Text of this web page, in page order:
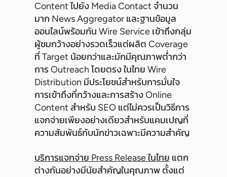
Content ไปยัง Media Contact จำนวน
มาก News Aggregator และฐานข้อมูล
ออนไลน์พร้อมกัน Wire Service เข้าถึงกลุ่ม
ผู้ชมกว้างอย่างรวดเร็วแต่ผลิต Coverage
ที่ Target น้อยกว่าและมักมีคุณภาพต่ำกว่า
การ Outreach โดยตรง ในไทย Wire
Distribution มีประโยชน์สำหรับการมั่นใจ
การเข้าถึงที่กว้างและการสร้าง Online
Content สำหรับ SEO แต่ไม่ควรเป็นวิธีการ
แจกจ่ายเพียงอย่างเดียวสำหรับแคมเปญที่
ความสัมพันธ์กับนักข่าวเฉพาะมีความสำคัญ
บริการแจกจ่าย Press Release ในไทย แตก
ต่างกันอย่างมีนัยสำคัญในคุณภาพ ตั้งแต่